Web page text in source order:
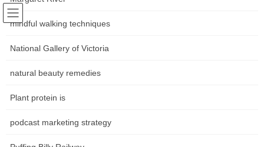
Skip
Skip
Community news Movements in
the art world
HOME หน้าหลัก
วิเคราะห์สถานการณ์โลก
mindful walking techniques
National Gallery of Victoria
natural beauty remedies
Plant protein is
podcast marketing strategy